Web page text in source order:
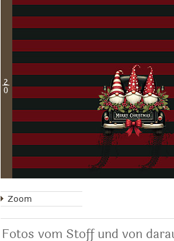
2
0
Zoom
Fotos vom Stoff und von